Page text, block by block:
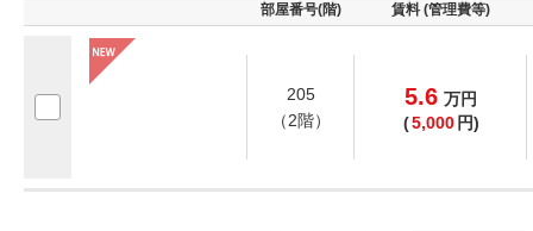
部屋番号(階) 賃料 (管理費等)
205
（2階）
5.6 万円
(5,000 円)